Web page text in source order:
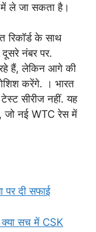
ले जा सकता है।
रिकॉर्ड के साथ
नंबर पर.
रहे हैं, लेकिन आगे की
करेंगे. । भारत
सीरीज नहीं. यह
जो नई WTC रेस में
पर दी सफाई
क्या सच में CSK